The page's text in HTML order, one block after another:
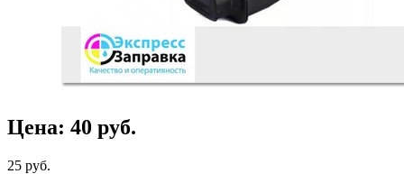
Цена: 40 руб.
25 руб.